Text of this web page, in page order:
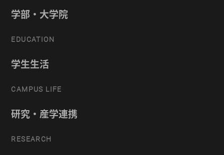
学部・大学院
EDUCATION
学生生活
CAMPUS LIFE
研究・産学連携
RESEARCH